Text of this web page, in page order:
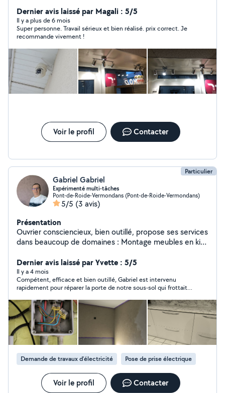
jardinage? Ne cherchez plus! Je propose une gamme de
services comprenant : Électricité Plomberie Réparation
d'électroménager (hors garantie) Réparation de
tondeuse à gazon Petites tâches mécaniques Mon
objectif est de vous offrir des solutions pratiques et
efficaces pour toutes vos besoins en matière de
bricolage et de jardinage. Votre satisfaction est ma
priorité!
Dernier avis laissé par Magali : 5/5
Il y a plus de 6 mois
Super personne. Travail sérieux et bien réalisé. prix correct. Je
recommande vivement !
Voir le profil Contacter
Particulier
Gabriel Gabriel
Expérimenté multi-tâches
Pont-de-Roide-Vermondans (Pont-de-Roide-Vermondans)
5/5 (3 avis)
Présentation
Ouvrier consciencieux, bien outillé, propose ses services
dans beaucoup de domaines : Montage meubles en kit,
menuiserie, agencement intérieur, entretien espaces
verts, vide-cave, vide-grenier, évacuation des déchets,
petites interventions sur véhicule (remplacement
plaquettes, disques de freins, amortisseurs, vidanges
remplacements filtres,etc). Me contacter afin de définir
la nature des travaux à réaliser. Prestations
personalisées.
Dernier avis laissé par Yvette : 5/5
Il y a 4 mois
Compétent, efficace et bien outillé, Gabriel est intervenu
rapidement pour réparer la porte de notre sous-sol qui frottait
de la porte d'accès à notre terrasse. Il a travaillé avec avec soin
et méthode. J'ai apprécié également sa ponctualité, sa grande
courtoisie et ses conseils avisés. C'est un voisin très gentil,
rigoureux et vraiment sérieux, en qui vous pouvez avoir toute
confiance. Je le recommande vivement.
Demande de travaux d’électricité Pose de prise électrique
Voir le profil Contacter